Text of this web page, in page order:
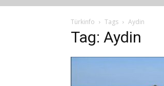
Türkinfo Tags Aydin
Tag: Aydin